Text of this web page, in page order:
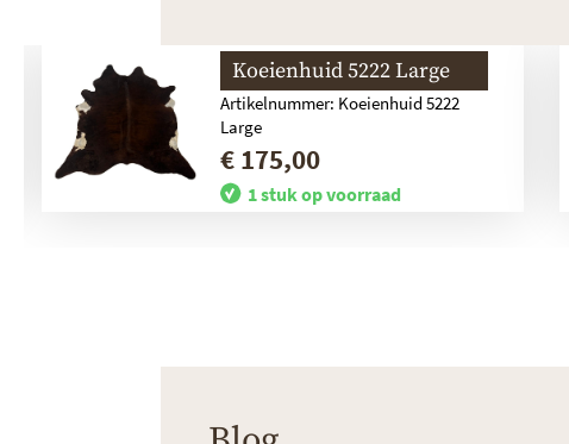
Koeienhuid 5222 Large
Artikelnummer: Koeienhuid 5222
Large
€ 175,00
1 stuk op voorraad